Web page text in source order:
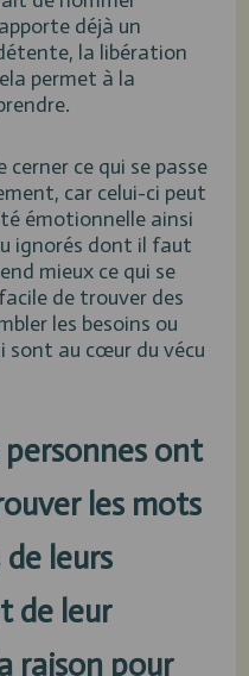
déjà un
la libération
permet à la
ce qui se passe
car celui-ci peut
émotionnelle ainsi
ignorés dont il faut
mieux ce qui se
de trouver des
les besoins ou
sont au cœur du vécu
ont
les mots
de leurs
de leur
raison pour